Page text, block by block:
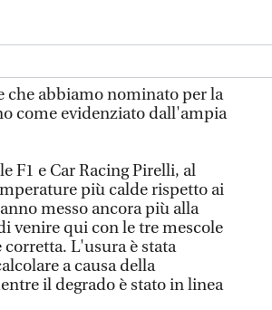
che abbiamo nominato per la
come evidenziato dall'ampia
F1 e Car Racing Pirelli, al
più calde rispetto ai
messo ancora più alla
venire qui con le tre mescole
L'usura è stata
a causa della
il degrado è stato in linea